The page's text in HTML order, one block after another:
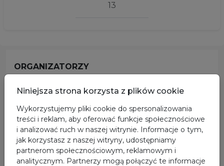
13
ORGANIZATORZY
Niniejsza strona korzysta z plików cookie
Wykorzystujemy pliki cookie do spersonalizowania
treści i reklam, aby oferować funkcje społecznościowe
i analizować ruch w naszej witrynie. Informacje o tym,
jak korzystasz z naszej witryny, udostępniamy
partnerom społecznościowym, reklamowym i
analitycznym. Partnerzy mogą połączyć te informacje